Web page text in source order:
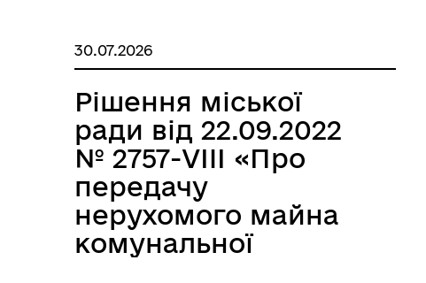
міської
територіальної
громади в
оперативне
управління КУ
«Територіальний
центр соціального
обслуговування
(надання
30.07.2026
Рішення міської
ради від 22.09.2022
№ 2757-VIII «Про
передачу
нерухомого майна
комунальної